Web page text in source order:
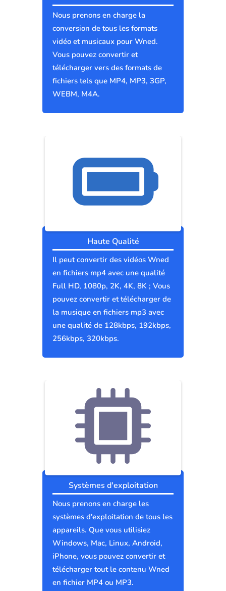
Nous prenons en charge la
conversion de tous les formats
vidéo et musicaux pour Wned.
Vous pouvez convertir et
télécharger vers des formats de
fichiers tels que MP4, MP3, 3GP,
WEBM, M4A.
Haute Qualité
Il peut convertir des vidéos Wned
en fichiers mp4 avec une qualité
Full HD, 1080p, 2K, 4K, 8K ; Vous
pouvez convertir et télécharger de
la musique en fichiers mp3 avec
une qualité de 128kbps, 192kbps,
256kbps, 320kbps.
Systèmes d'exploitation
Nous prenons en charge les
systèmes d'exploitation de tous les
appareils. Que vous utilisiez
Windows, Mac, Linux, Android,
iPhone, vous pouvez convertir et
télécharger tout le contenu Wned
en fichier MP4 ou MP3.